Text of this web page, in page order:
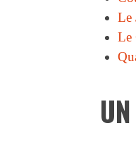
Le
Le